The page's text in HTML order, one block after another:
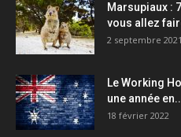
Marsupiaux :
vous allez
2 septembre 2021
Le Working
une année
18 février 2022